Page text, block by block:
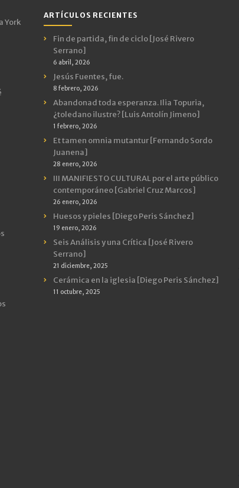
York
ARTÍCULOS RECIENTES
Fin de partida, fin de ciclo [José Rivero
Serrano]
6 abril, 2026
Jesús Fuentes, fue.
8 febrero, 2026
Abandonad toda esperanza. Ilia Topuria,
¿toledano ilustre? [Luis Antolín Jimeno]
1 febrero, 2026
Et tamen omnia mutantur [Fernando Sordo
Juanena]
28 enero, 2026
III MANIFIESTO CULTURAL por el arte público
contemporáneo [Gabriel Cruz Marcos]
26 enero, 2026
Huesos y pieles [Diego Peris Sánchez]
19 enero, 2026
Seis Análisis y una Crítica [José Rivero
Serrano]
21 diciembre, 2025
Cerámica en la iglesia [Diego Peris Sánchez]
11 octubre, 2025